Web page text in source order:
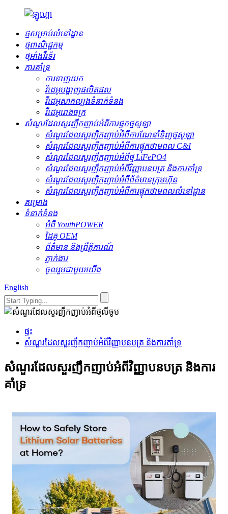
ថ្មសម្រាប់លំនៅដ្ឋាន
ថ្ម​ពាណិជ្ជកម្ម
ថ្មអាំងវឺរទ័រ
ការគាំទ្រ
ការទាញយក
វីដេអូបង្ហាញផលិតផល
វីដេអូសាកល្បងទំនាក់ទំនង
វីដេអូរោងចក្រ
សំណួរដែលសួរញឹកញាប់អំពីការផ្ទុកថ្មសូឡា
សំណួរដែលសួរញឹកញាប់អំពីការណែនាំទិញថ្មសូឡា
សំណួរដែលសួរញឹកញាប់អំពីការផ្ទុកថាមពល C&I
សំណួរដែលសួរញឹកញាប់អំពីថ្ម LiFePO4
សំណួរដែលសួរញឹកញាប់អំពីវិញ្ញាបនបត្រ និងការគាំទ្រ
សំណួរដែលសួរញឹកញាប់អំពីព័ត៌មានក្រុមហ៊ុន
សំណួរដែលសួរញឹកញាប់អំពីការផ្ទុកថាមពលលំនៅដ្ឋាន
គម្រោង
ទំនាក់ទំនង
អំពី YouthPOWER
ដៃគូ OEM
ព័ត៌មាន និងព្រឹត្តិការណ៍
ភ្នាក់ងារ
ចូលរួមជាមួយយើង
English
ផ្ទះ
សំណួរដែលសួរញឹកញាប់អំពីវិញ្ញាបនបត្រ និងការគាំទ្រ
សំណួរដែលសួរញឹកញាប់អំពីវិញ្ញាបនបត្រ និងការ
គាំទ្រ